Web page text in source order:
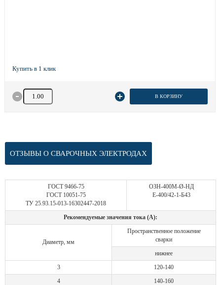
Количество товара В КОРЗИНУ
ОТЗЫВЫ О СВАРОЧНЫХ ЭЛЕКТРОДАХ
ГОСТ 9466-75
ГОСТ 10051-75
ТУ 25.93.15-013-16302447-2018
ОЗН-400М-Ø-НД
Е-400/42-1-Б43
Рекомендуемые значения тока (А):
Диаметр, мм
Пространственное положение
сварки
нижнее
3
120-140
4
140-160